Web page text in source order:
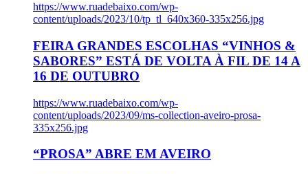
https://www.ruadebaixo.com/wp-
content/uploads/2023/10/tp_tl_640x360-335x256.jpg
FEIRA GRANDES ESCOLHAS “VINHOS &
SABORES” ESTÁ DE VOLTA À FIL DE 14 A
16 DE OUTUBRO
https://www.ruadebaixo.com/wp-
content/uploads/2023/09/ms-collection-aveiro-prosa-
335x256.jpg
“PROSA” ABRE EM AVEIRO